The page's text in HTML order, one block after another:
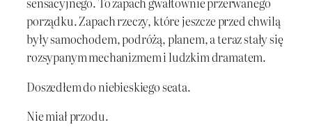
porządku. Zapach rzeczy, które jeszcze przed chwilą
były samochodem, podróżą, planem, a teraz stały się
rozsypanym mechanizmem i ludzkim dramatem.
Doszedłem do niebieskiego seata.
Nie miał przodu.